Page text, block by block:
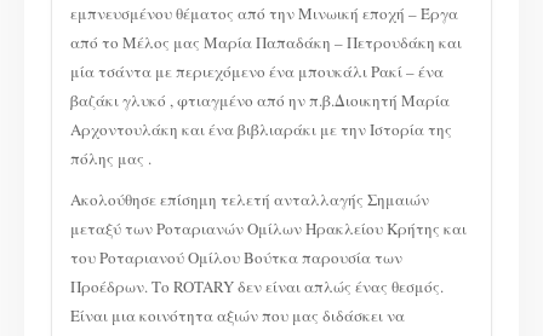
εμπνευσμένου θέματος από την Μινωική εποχή – Έργα
από το Μέλος μας Μαρία Παπαδάκη – Πετρουδάκη και
μία τσάντα με περιεχόμενο ένα μπουκάλι Ρακί – ένα
βαζάκι γλυκό , φτιαγμένο από ην π.β.Διοικητή Μαρία
Αρχοντουλάκη και ένα βιβλιαράκι με την Ιστορία της
πόλης μας .
Ακολούθησε επίσημη τελετή ανταλλαγής Σημαιών
μεταξύ των Ροταριανών Ομίλων Ηρακλείου Κρήτης και
του Ροταριανού Ομίλου Βούτκα παρουσία των
Προέδρων. Το ROTARY δεν είναι απλώς ένας θεσμός.
Είναι μια κοινότητα αξιών που μας διδάσκει να